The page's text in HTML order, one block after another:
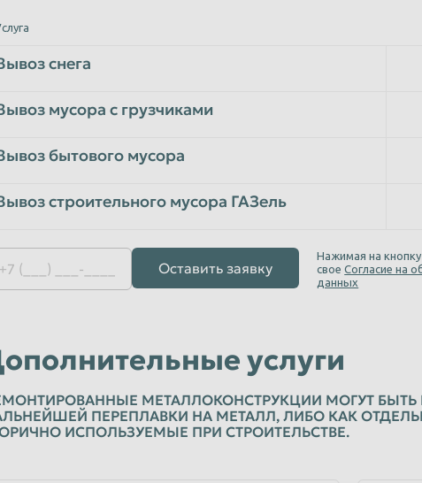
снега
мусора с грузчиками
бытового мусора
строительного мусора ГАЗель
Оставить заявку
Нажимая на
своеСогласие на
данных
услуги
МЕТАЛЛОКОНСТРУКЦИИ МОГУТ
ПЕРЕПЛАВКИ НА МЕТАЛЛ, ЛИБО КАК
ИСПОЛЬЗУЕМЫЕ ПРИ СТРОИТЕЛЬСТВЕ.